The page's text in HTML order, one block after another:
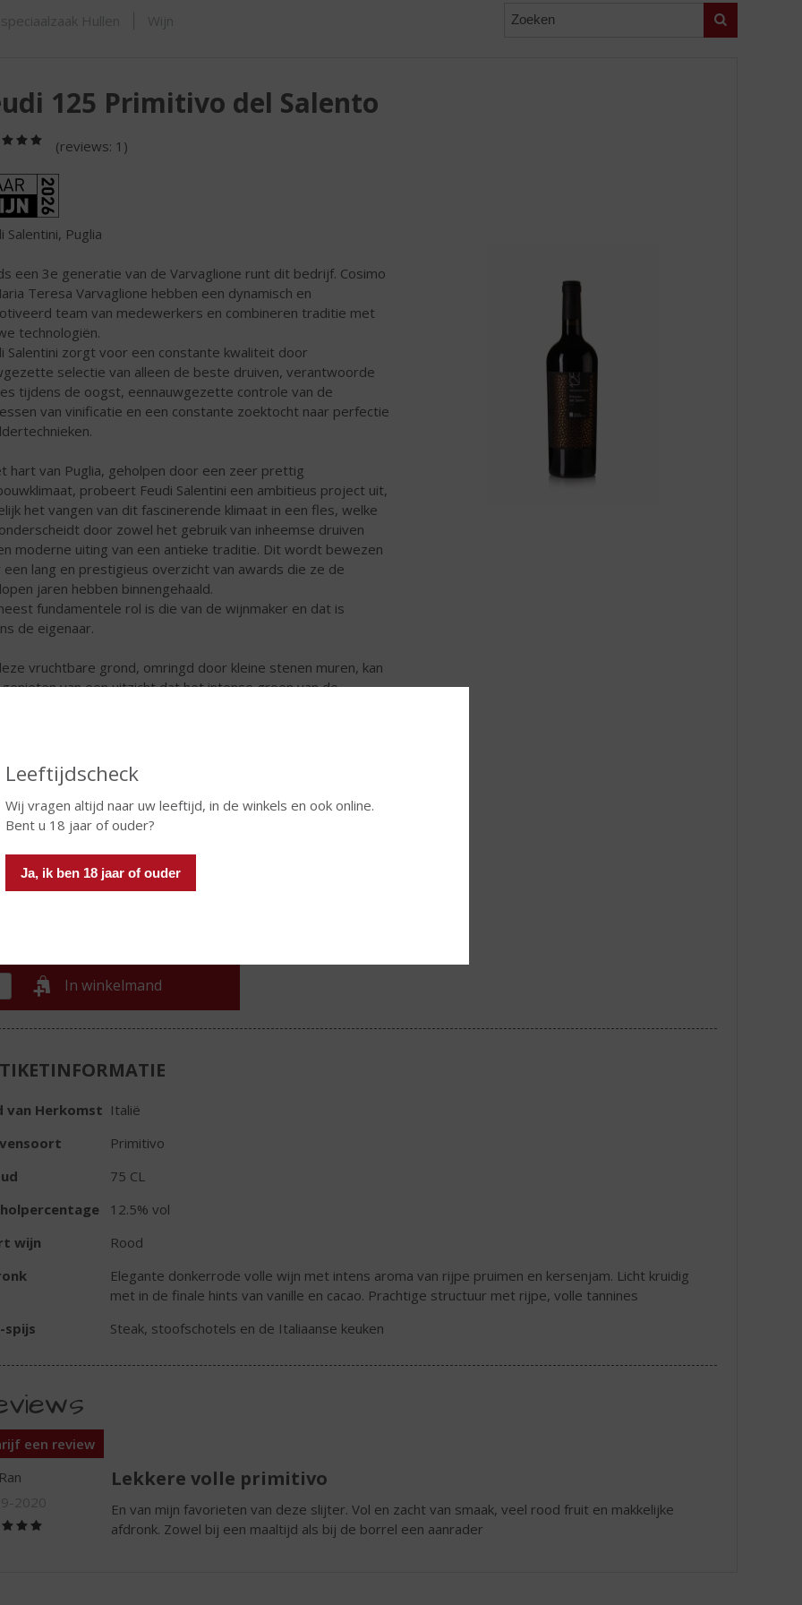
Leeftijdscheck
Wij vragen altijd naar uw leeftijd, in de winkels en ook online.
Bent u 18 jaar of ouder?
Ja, ik ben 18 jaar of ouder
Zoeken
Hullen Wijn
125 Primitivo del Salento
/
(reviews: 1)
Salentini, Puglia
een 3e generatie van de Varvaglione runt dit bedrijf. Cosimo
Teresa Varvaglione hebben een dynamisch en
team van medewerkers en combineren traditie met
technologiën.
Salentini zorgt voor een constante kwaliteit door
selectie van alleen de beste druiven, verantwoorde
tijdens de oogst, eennauwgezette controle van de
van vinificatie en een constante zoektocht naar perfectie
hart van Puglia, geholpen door een zeer prettig
probeert Feudi Salentini een ambitieus project uit,
het vangen van dit fascinerende klimaat in een fles, welke
door zowel het gebruik van inheemse druiven
moderne uiting van een antieke traditie. Dit wordt bewezen
een lang en prestigieus overzicht van awards die ze de
jaren hebben binnengehaald.
fundamentele rol is die van de wijnmaker en dat is
de eigenaar.
vruchtbare grond, omringd door kleine stenen muren, kan
van een uitzicht dat het intense groen van de
afkomstig van inheemse druiven van Salento, zoals
Malvasia Nera, Malvasia Bianca, Aglianico and Verdeca.
In winkelmand
van Herkomst Italië
Primitivo
75 CL
12.5% vol
wijn
Rood
Elegante donkerrode volle wijn met intens aroma van rijpe pruimen en kersenjam. Licht kruidig
met in de finale hints van vanille en cacao. Prachtige structuur met rijpe, volle tannines
spijs
Steak, stoofschotels en de Italiaanse keuken
een review
2020
Lekkere volle primitivo
En van mijn favorieten van deze slijter. Vol en zacht van smaak, veel rood fruit en makkelijke
afdronk. Zowel bij een maaltijd als bij de borrel een aanrader